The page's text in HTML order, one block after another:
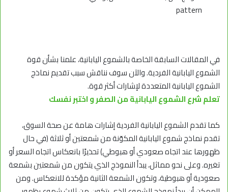
pattern
في المقالات السابقة الخاصة بالشموع اليابانية، علمنا بشأن قوة
الشموع اليابانية الفردية. والآن سوف نناقش سبب تقديم نماذج
الشموع اليابانية المتعددة لإشارات أكثر قوة.
تعلم شرع الشموع اليابانية من الصفر و اختبر نفسك
كما تقدم الشموع اليابانية الفردية إشارات هامة عن صحة السوق،
تقدم نماذج شموع اليابانية المكوّنة من شمعتين أو ثلاثة (في حال
ظهورها عند اتجاه صعودي أو هبوطي) تحذيرًا بانعكاس اتجاه السعر أو
تغيره. وعلى نحو مماثل، يبدأ النموذج الذي يتكون من شمعتين بشمعة
صعودية أو هبوطية، وتكون الشمعة الثانية مؤكدة للانعكاس. ومن